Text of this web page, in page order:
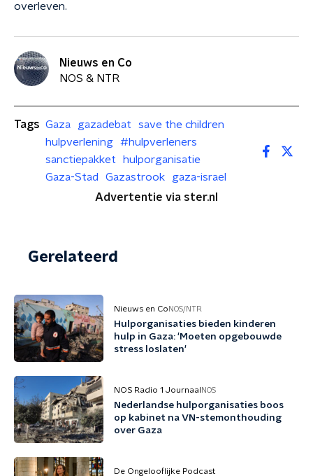
overleven.
Nieuws en Co
NOS & NTR
Tags Gaza gazadebat
save the children
hulpverlening
#hulpverleners
sanctiepakket
hulporganisatie
Gaza-Stad
Gazastrook
gaza-israel
Advertentie via ster.nl
Gerelateerd
Nieuws en Co NOS/NTR
Hulporganisaties bieden kinderen
hulp in Gaza: 'Moeten opgebouwde
stress loslaten'
NOS Radio 1 Journaal NOS
Nederlandse hulporganisaties boos
op kabinet na VN-stemonthouding
over Gaza
De Ongelooflijke Podcast